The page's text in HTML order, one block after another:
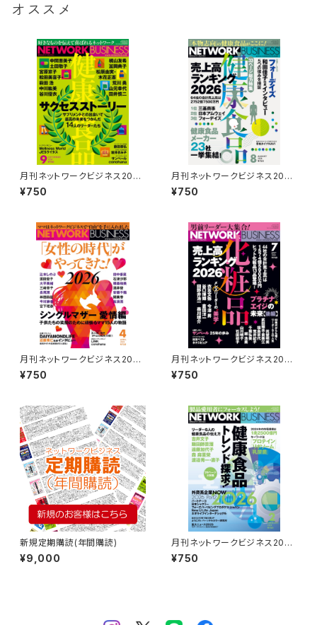
オススメ
月刊ネットワークビジネス2026
年9月号
¥750
月刊ネットワークビジネス2026
年8月号
¥750
月刊ネットワークビジネス2026
年４月号
¥750
月刊ネットワークビジネス2026
年7月号
¥750
新規定期購読(年間購読)
¥9,000
月刊ネットワークビジネス2026
年２月号
¥750